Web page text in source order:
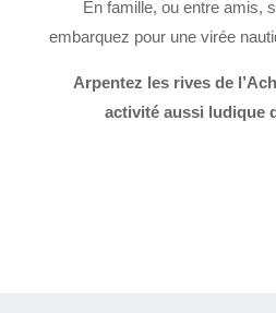
En famille, ou entre amis,
embarquez pour une virée
Arpentez les rives de
activité aussi ludique